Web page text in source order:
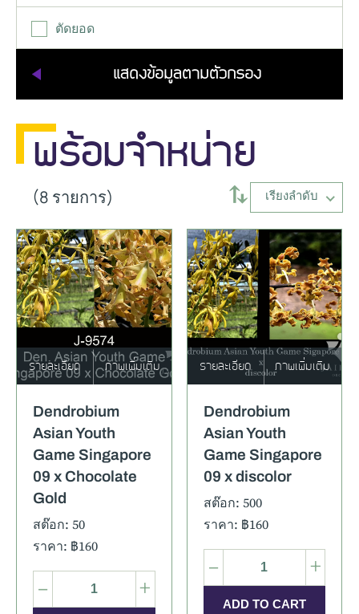
ตัดยอด
พร้อมจำหน่าย
(8 รายการ) เรียงลำดับ
⥄
รายละเอียด ภาพเพิ่มเติม
Dendrobium
Asian Youth
Game Singapore
09 x Chocolate
Gold
สต๊อก: 50
ราคา: ฿160
– +
รายละเอียด ภาพเพิ่มเติม
Dendrobium
Asian Youth
Game Singapore
09 x discolor
สต๊อก: 500
ราคา: ฿160
– +